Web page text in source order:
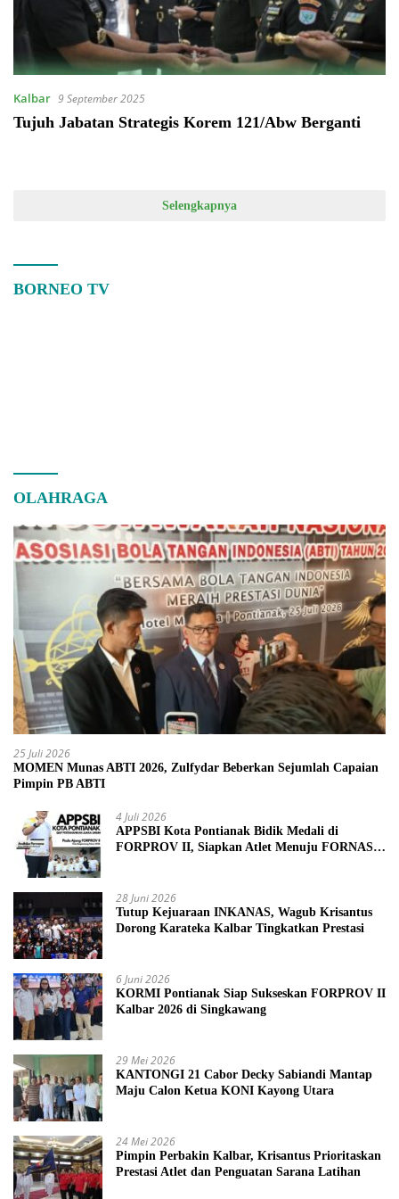
Kalbar 9 September 2025
Tujuh Jabatan Strategis Korem 121/Abw Berganti
Selengkapnya
BORNEO TV
OLAHRAGA
25 Juli 2026
MOMEN Munas ABTI 2026, Zulfydar Beberkan Sejumlah Capaian
Pimpin PB ABTI
4 Juli 2026
APPSBI Kota Pontianak Bidik Medali di
FORPROV II, Siapkan Atlet Menuju FORNAS
28 Juni 2026
Tutup Kejuaraan INKANAS, Wagub Krisantus
Dorong Karateka Kalbar Tingkatkan Prestasi
6 Juni 2026
KORMI Pontianak Siap Sukseskan FORPROV II
Kalbar 2026 di Singkawang
29 Mei 2026
KANTONGI 21 Cabor Decky Sabiandi Mantap
Maju Calon Ketua KONI Kayong Utara
24 Mei 2026
Pimpin Perbakin Kalbar, Krisantus Prioritaskan
Prestasi Atlet dan Penguatan Sarana Latihan